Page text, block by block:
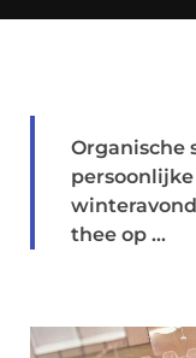
Organische
thee op ...